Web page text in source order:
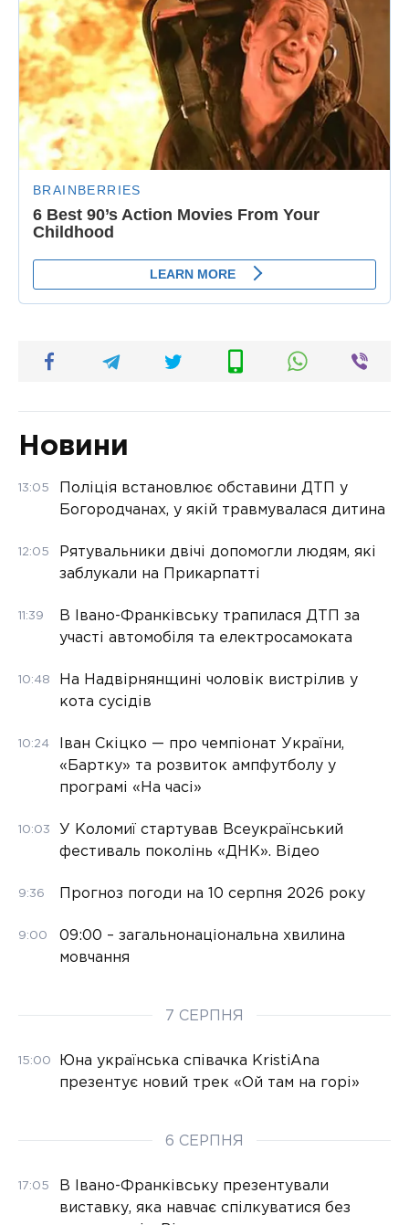
Новини
13:05
Поліція встановлює обставини ДТП у
Богородчанах, у якій травмувалася дитина
12:05
Рятувальники двічі допомогли людям, які
заблукали на Прикарпатті
11:39
В Івано-Франківську трапилася ДТП за
участі автомобіля та електросамоката
10:48
На Надвірнянщині чоловік вистрілив у
кота сусідів
10:24
Іван Скіцко — про чемпіонат України,
«Бартку» та розвиток ампфутболу у
програмі «На часі»
10:03
У Коломиї стартував Всеукраїнський
фестиваль поколінь «ДНК». Відео
9:36 Прогноз погоди на 10 серпня 2026 року
9:00
09:00 – загальнонаціональна хвилина
мовчання
7 СЕРПНЯ
15:00
Юна українська співачка KristiAna
презентує новий трек «Ой там на горі»
6 СЕРПНЯ
17:05
В Івано-Франківську презентували
виставку, яка навчає спілкуватися без